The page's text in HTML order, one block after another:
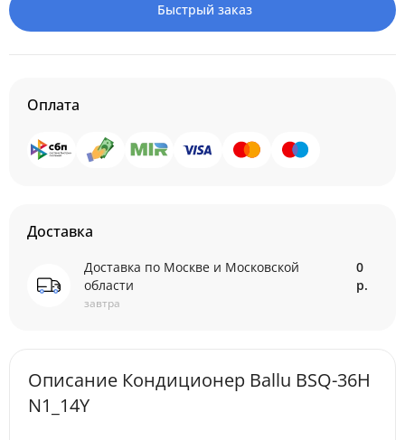
Быстрый заказ
Оплата
Доставка
Доставка по Москве и Московской
области
завтра
0
р.
Описание Кондиционер Ballu BSQ-36H
N1_14Y